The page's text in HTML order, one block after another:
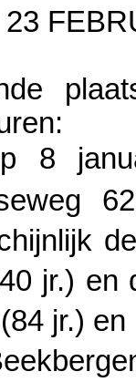
23
8
jr.)
jr.)